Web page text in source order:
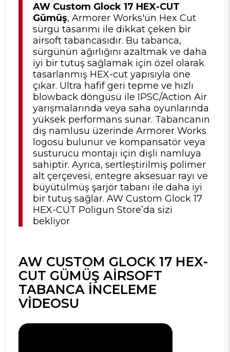
AW Custom Glock 17 HEX-CUT
Gümüş, Armorer Works'ün Hex Cut
sürgü tasarımı ile dikkat çeken bir
airsoft tabancasıdır. Bu tabanca,
sürgünün ağırlığını azaltmak ve daha
iyi bir tutuş sağlamak için özel olarak
tasarlanmış HEX-cut yapısıyla öne
çıkar. Ultra hafif geri tepme ve hızlı
blowback döngüsü ile IPSC/Action Air
yarışmalarında veya saha oyunlarında
yüksek performans sunar. Tabancanın
dış namlusu üzerinde Armorer Works
logosu bulunur ve kompansatör veya
susturucu montajı için dişli namluya
sahiptir. Ayrıca, sertleştirilmiş polimer
alt çerçevesi, entegre aksesuar rayı ve
büyütülmüş şarjör tabanı ile daha iyi
bir tutuş sağlar. AW Custom Glock 17
HEX-CUT Poligun Store’da sizi
bekliyor
AW CUSTOM GLOCK 17 HEX-
CUT GÜMÜŞ AIRSOFT
TABANCA İNCELEME
VIDEOSU